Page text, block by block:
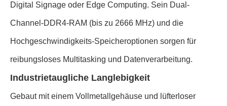
Digital Signage oder Edge Computing. Sein Dual-
Channel-DDR4-RAM (bis zu 2666 MHz) und die
Hochgeschwindigkeits-Speicheroptionen sorgen für
reibungsloses Multitasking und Datenverarbeitung.
Industrietaugliche Langlebigkeit
Gebaut mit einem Vollmetallgehäuse und lüfterloser